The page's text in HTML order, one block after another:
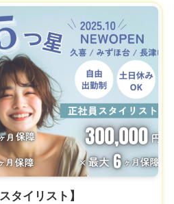
タイリスト】